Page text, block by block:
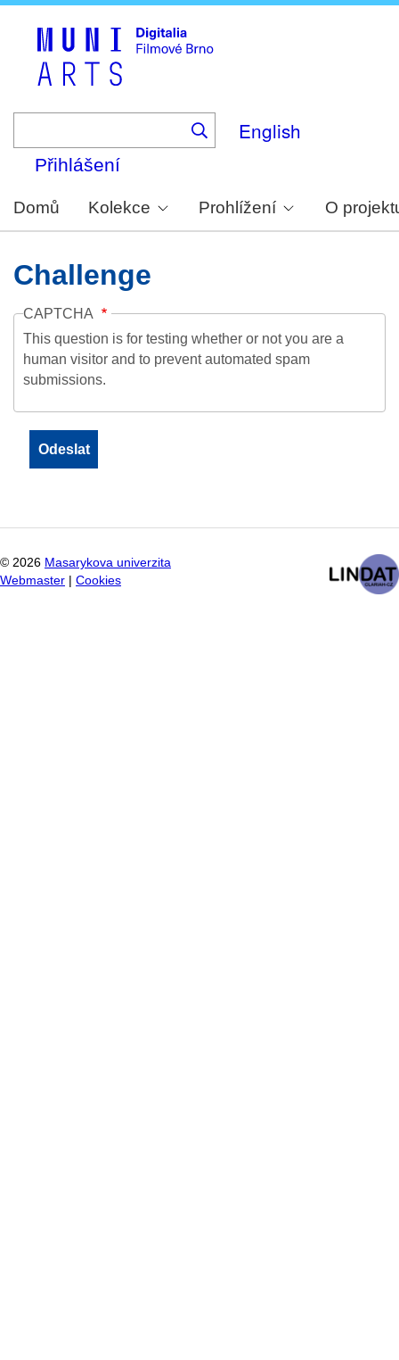
English
Přihlášení
Domů Kolekce Prohlížení O
Challenge
CAPTCHA
This question is for testing whether or not you are a
human visitor and to prevent automated spam
submissions.
© 2026 Masarykova univerzita
Webmaster
Cookies